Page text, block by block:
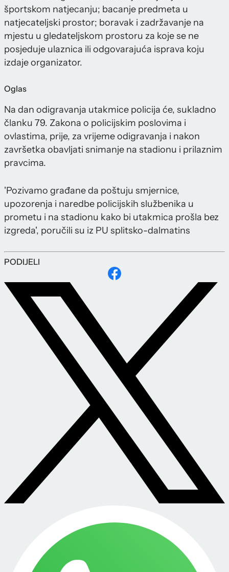
športskom natjecanju; bacanje predmeta u
natjecateljski prostor; boravak i zadržavanje na
mjestu u gledateljskom prostoru za koje se ne
posjeduje ulaznica ili odgovarajuća isprava koju
izdaje organizator.
Oglas
Na dan odigravanja utakmice policija će, sukladno
članku 79. Zakona o policijskim poslovima i
ovlastima, prije, za vrijeme odigravanja i nakon
završetka obavljati snimanje na stadionu i prilaznim
pravcima.
'Pozivamo građane da poštuju smjernice,
upozorenja i naredbe policijskih službenika u
prometu i na stadionu kako bi utakmica prošla bez
izgreda', poručili su iz PU splitsko-dalmatins
PODIJELI